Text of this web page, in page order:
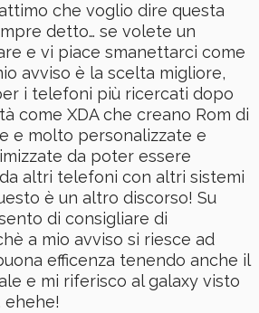
che voglio dire questa
detto… se volete un
e vi piace smanettarci come
avviso è la scelta migliore,
i telefoni più ricercati dopo
come XDA che creano Rom di
e molto personalizzate e
da poter essere
altri telefoni con altri sistemi
è un altro discorso! Su
di consigliare di
a mio avviso si riesce ad
efficenza tenendo anche il
e mi riferisco al galaxy visto
ehehe!